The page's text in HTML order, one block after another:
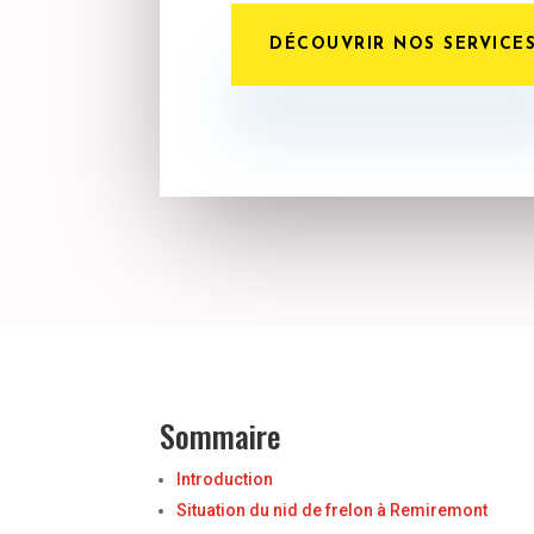
DÉCOUVRIR NOS
Sommaire
Introduction
Situation du nid de frelon à Remiremont